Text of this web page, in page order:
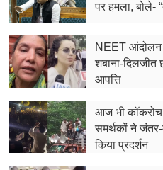
रिलेशनशिप
जीवन मंत्रा
फूड
सेहत
ब्‍यूटी
पर हमला, बोले-
NEET आंदोलन
शबाना-दिलजीत
आपत्ति
आज भी कॉकरोच
समर्थकों ने
किया प्रदर्शन